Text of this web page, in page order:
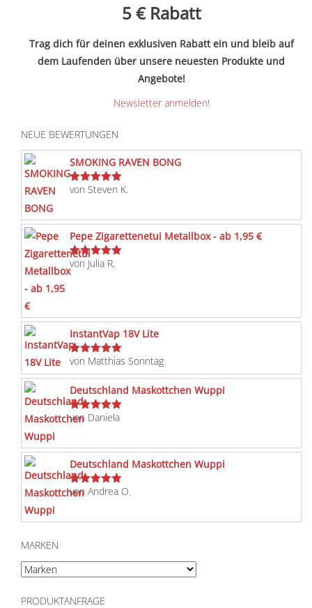
5 € Rabatt
Trag dich für deinen exklusiven Rabatt ein und bleib auf
dem Laufenden über unsere neuesten Produkte und
Angebote!
Newsletter anmelden!
NEUE BEWERTUNGEN
SMOKING RAVEN BONG
Bewertet
von Steven K.
Pepe Zigarettenetui Metallbox - ab 1,95 €
Bewertet
mit
von Julia R.
InstantVap 18V Lite
Bewertet
von Matthias Sonntag
Deutschland Maskottchen Wuppi
Bewertet
von Daniela
Deutschland Maskottchen Wuppi
Bewertet
von Andrea O.
MARKEN
PRODUKTANFRAGE